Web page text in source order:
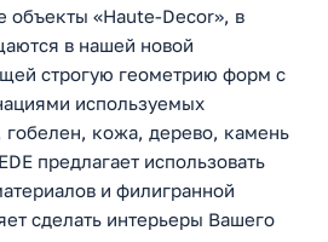
объекты «Haute-Decor», в
в нашей новой
строгую геометрию форм с
используемых
гобелен, кожа, дерево, камень
предлагает использовать
и филигранной
сделать интерьеры Вашего